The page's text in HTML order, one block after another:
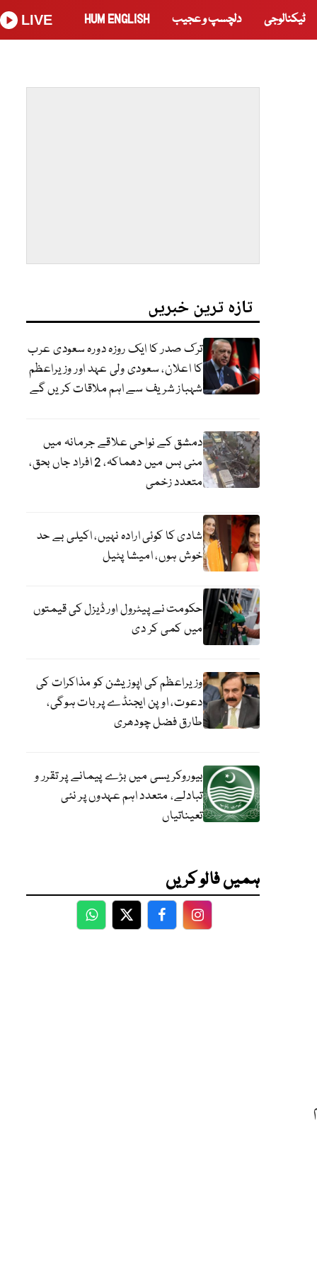
ٹیکنالوجی دلچسپ و عجیب HUM ENGLISH
LIVE
تازہ ترین خبریں
ترک صدر کا ایک روزہ دورہ سعودی عرب
کا اعلان، سعودی ولی عہد اور وزیراعظم
شہباز شریف سے اہم ملاقات کریں گے
دمشق کے نواحی علاقے جرمانہ میں
منی بس میں دھماکہ، 2 افراد جاں بحق،
متعدد زخمی
شادی کا کوئی ارادہ نہیں، اکیلی بے حد
خوش ہوں، امیشا پٹیل
حکومت نے پیٹرول اور ڈیزل کی قیمتوں
میں کمی کر دی
وزیراعظم کی اپوزیشن کو مذاکرات کی
دعوت، اوپن ایجنڈے پر بات ہوگی،
طارق فضل چودھری
بیوروکریسی میں بڑے پیمانے پر تقرر و
تبادلے، متعدد اہم عہدوں پر نئی
تعیناتیاں
ہمیں فالو کریں
WhatsApp
TwitterFacebookFacebook